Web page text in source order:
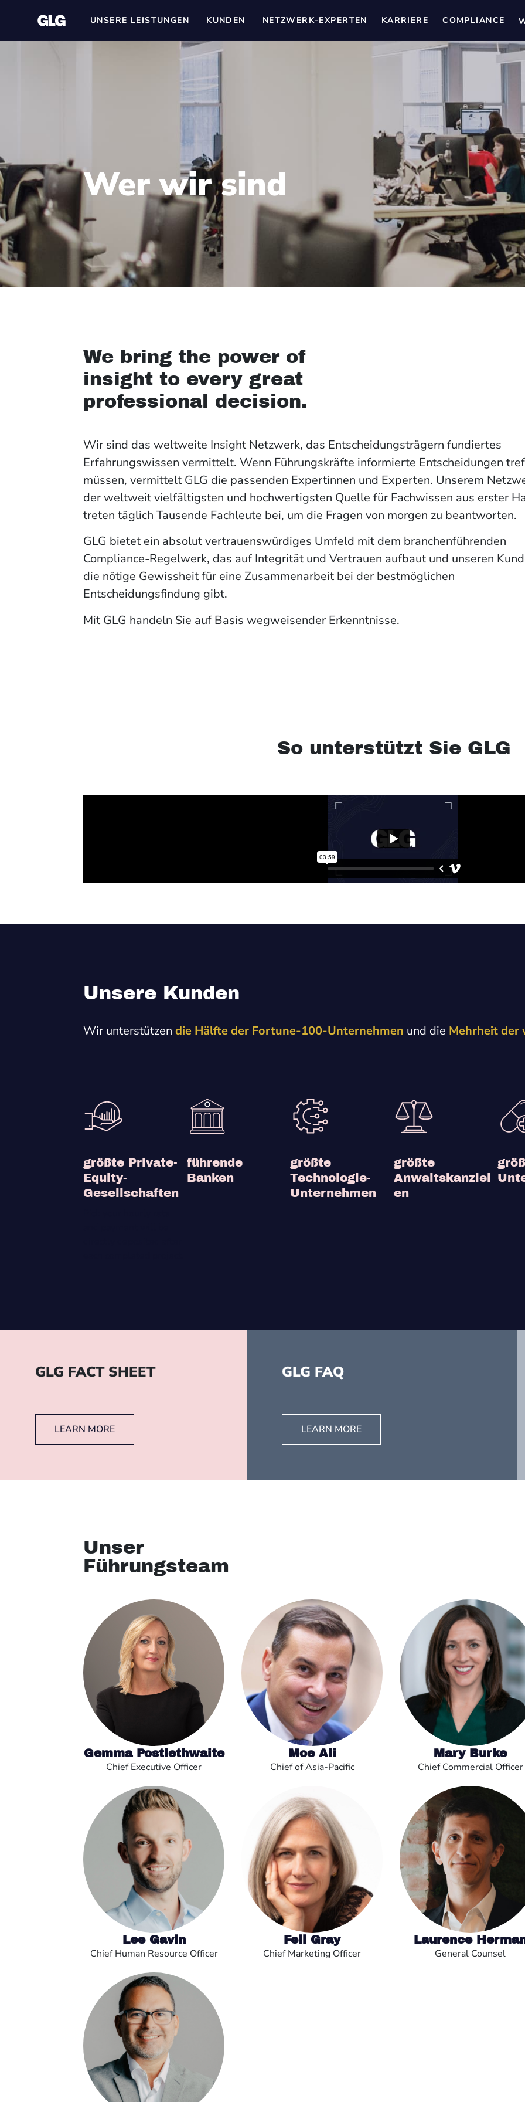
UNSERE LEISTUNGEN KUNDEN NETZWERK-EXPERTEN KARRIERE COMPLIANCE
Wer wir sind
We bring the power of
insight to every great
professional decision.
Wir sind das weltweite Insight Netzwerk, das Entscheidungsträgern fundiertes
Erfahrungswissen vermittelt. Wenn Führungskräfte informierte Entscheidungen
müssen, vermittelt GLG die passenden Expertinnen und Experten. Unserem
der weltweit vielfältigsten und hochwertigsten Quelle für Fachwissen aus erster
treten täglich Tausende Fachleute bei, um die Fragen von morgen zu beantworten.
GLG bietet ein absolut vertrauenswürdiges Umfeld mit dem branchenführenden
Compliance-Regelwerk, das auf Integrität und Vertrauen aufbaut und unseren
die nötige Gewissheit für eine Zusammenarbeit bei der bestmöglichen
Entscheidungsfindung gibt.
Mit GLG handeln Sie auf Basis wegweisender Erkenntnisse.
So unterstützt Sie GLG
Unsere Kunden
Wir unterstützen die Hälfte der Fortune-100-Unternehmen und die Mehrheit der
größte Private-
Equity-
Gesellschaften
führende
Banken
größte
Technologie-
Unternehmen
größte
Anwaltskanzlei
en
GLG FACT SHEET
LEARN MORE
GLG FAQ
LEARN MORE
Unser
Führungsteam
Gemma Postlethwaite
Chief Executive Officer
Moe Ali
Chief of Asia-Pacific
Mary Burke
Chief Commercial Officer
Lee Gavin
Chief Human Resource Officer
Fell Gray
Chief Marketing Officer
Laurence
General Counsel